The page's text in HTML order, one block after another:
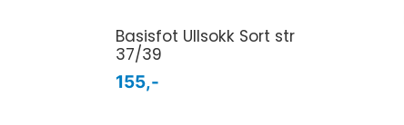
Basisfot Ullsokk Sort str
37/39
155,-